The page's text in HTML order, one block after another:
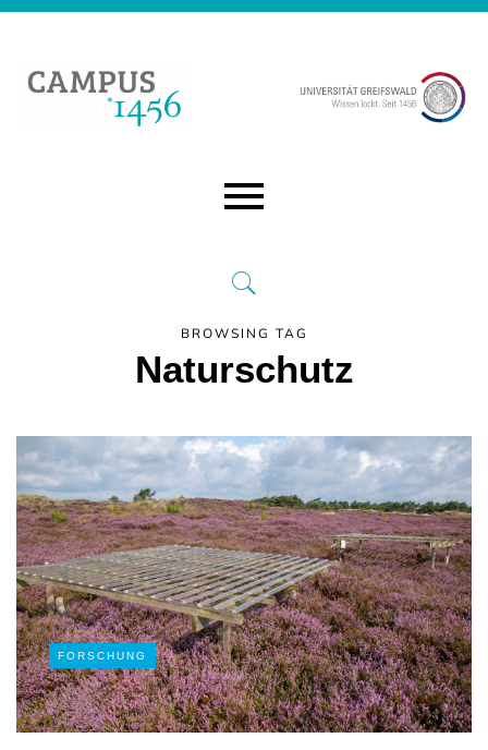
BROWSING TAG
Naturschutz
FORSCHUNG